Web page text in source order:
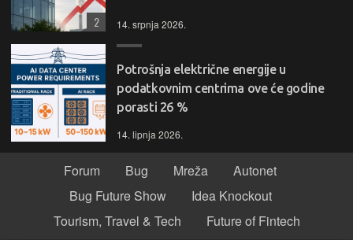
14. srpnja 2026.
2
Potrošnja električne energije u
podatkovnim centrima ove će godine
porasti 26 %
14. lipnja 2026.
Forum Bug Mreža
Autonet
Bug Future Show
Idea Knockout
Tourism, Travel & Tech
Future of Fintech